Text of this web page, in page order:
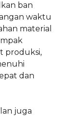
ban
waktu
material
produksi,
dan
juga